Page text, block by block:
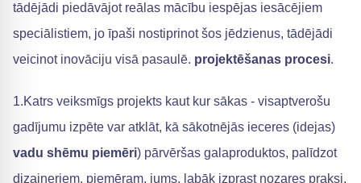
tādējādi piedāvājot reālas mācību iespējas iesācējiem
speciālistiem, jo īpaši nostiprinot šos jēdzienus, tādējādi
veicinot inovāciju visā pasaulē. projektēšanas procesi.
1.Katrs veiksmīgs projekts kaut kur sākas - visaptverošu
gadījumu izpēte var atklāt, kā sākotnējās ieceres (idejas)
vadu shēmu piemēri) pārvēršas galaproduktos, palīdzot
dizaineriem, piemēram, jums, labāk izprast nozares praksi,